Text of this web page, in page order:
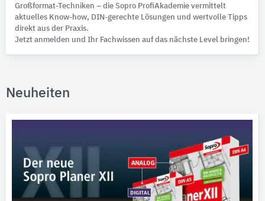
Großformat-Techniken – die Sopro ProfiAkademie vermittelt
aktuelles Know-how, DIN-gerechte Lösungen und wertvolle Tipps
direkt aus der Praxis.
Jetzt anmelden und Ihr Fachwissen auf das nächste Level bringen!
Neuheiten